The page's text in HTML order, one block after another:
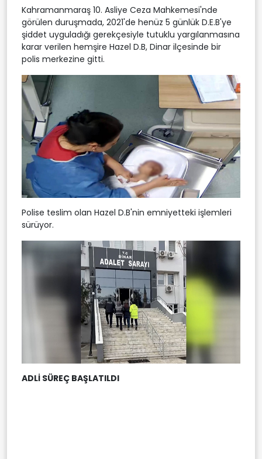
Kahramanmaraş 10. Asliye Ceza Mahkemesi'nde
görülen duruşmada, 2021'de henüz 5 günlük D.E.B'ye
şiddet uyguladığı gerekçesiyle tutuklu yargılanmasına
karar verilen hemşire Hazel D.B, Dinar ilçesinde bir
polis merkezine gitti.
Polise teslim olan Hazel D.B'nin emniyetteki işlemleri
sürüyor.
ADLİ SÜREÇ BAŞLATILDI